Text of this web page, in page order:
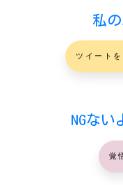
私
ツイート
NGな
覚